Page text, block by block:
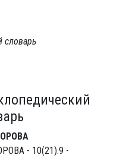
словарь
- 10(21).9 -